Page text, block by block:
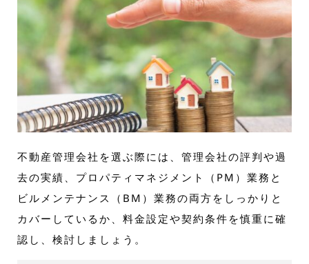
不動産管理会社を選ぶ際には、管理会社の評判や過
去の実績、プロパティマネジメント（PM）業務と
ビルメンテナンス（BM）業務の両方をしっかりと
カバーしているか、料金設定や契約条件を慎重に確
認し、検討しましょう。